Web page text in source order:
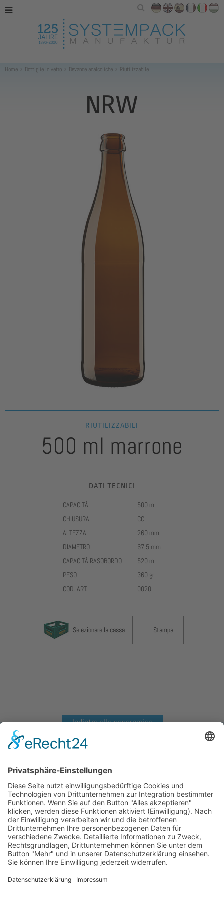
Home Bottiglie in vetro Bevande analcoliche Riutilizzabile
NRW
RIUTILIZZABILI
500 ml marrone
DATI TECNICI
CAPACITÀ
500 ml
CHIUSURA
CC
ALTEZZA
260 mm
DIAMETRO
67,5 mm
CAPACITÀ RASOBORDO
520 ml
PESO
360 gr
COD. ART.
0020
Selezionare la cassa Stampa
Indietro alla panoramica
NRW 330ml NRW 330ml NRW 500ml